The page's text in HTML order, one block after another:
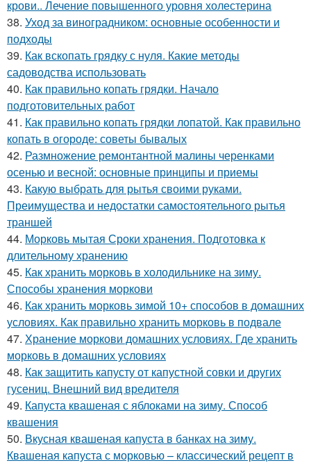
крови.. Лечение повышенного уровня холестерина
38. Уход за виноградником: основные особенности и
подходы
39. Как вскопать грядку с нуля. Какие методы
садоводства использовать
40. Как правильно копать грядки. Начало
подготовительных работ
41. Как правильно копать грядки лопатой. Как правильно
копать в огороде: советы бывалых
42. Размножение ремонтантной малины черенками
осенью и весной: основные принципы и приемы
43. Какую выбрать для рытья своими руками.
Преимущества и недостатки самостоятельного рытья
траншей
44. Морковь мытая Сроки хранения. Подготовка к
длительному хранению
45. Как хранить морковь в холодильнике на зиму.
Способы хранения моркови
46. Как хранить морковь зимой 10+ способов в домашних
условиях. Как правильно хранить морковь в подвале
47. Хранение моркови домашних условиях. Где хранить
морковь в домашних условиях
48. Как защитить капусту от капустной совки и других
гусениц. Внешний вид вредителя
49. Капуста квашеная с яблоками на зиму. Способ
квашения
50. Вкусная квашеная капуста в банках на зиму.
Квашеная капуста с морковью – классический рецепт в